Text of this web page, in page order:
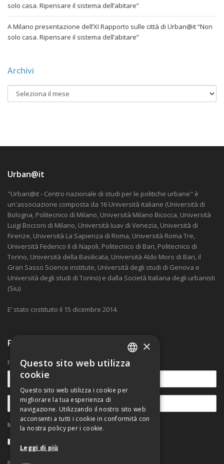
solo casa. Ripensare il sistema dell’abitare”
A Milano presentazione dell’XI Rapporto sulle città di Urban@it “Non
solo casa. Ripensare il sistema dell’abitare”
Archivi
Urban@it
"Urban@it - Centro nazionale di studi per le politiche urbane" è
un'associazione composta da 16 Università italiane (Università di
Bologna, Politecnico di Milano, Università Milano Bicocca, Università
Luigi Bocconi di Milano, Università Iuav di Venezia, Università di
Firenze, Università La Sapienza di Roma, Università Roma Tre,
Università Federico II di Napoli, Politecnico di Bari, Politecnico di
Torino, Università della Basilicata, Università Aldo Moro di Bari, il
Gran Sasso Science institute, Università degli studi di Genova e
Università degli studi di Torino) e dalla Società Italiana degli urbanisti
(Siu)
E’ stato costituito il 15 dicembre 2014.
Ricevi nostre comunicazioni
Per rimanere aggiornato sulle novità.
Informativa sul trattamento dei dati personali
ITALIAN
×
Questo sito web utilizza
cookie
Questo sito web utilizza i cookie per
migliorare la tua esperienza di
navigazione. Utilizzando il nostro sito web
acconsenti a tutti i cookie in conformità con
la nostra policy per i cookie.
Leggi di più